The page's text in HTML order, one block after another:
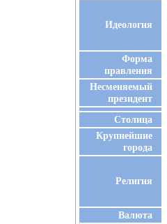
Идеология
Форма
правления
Несменяемый
президент
Столица
Крупнейшие
города
Религия
Валюта